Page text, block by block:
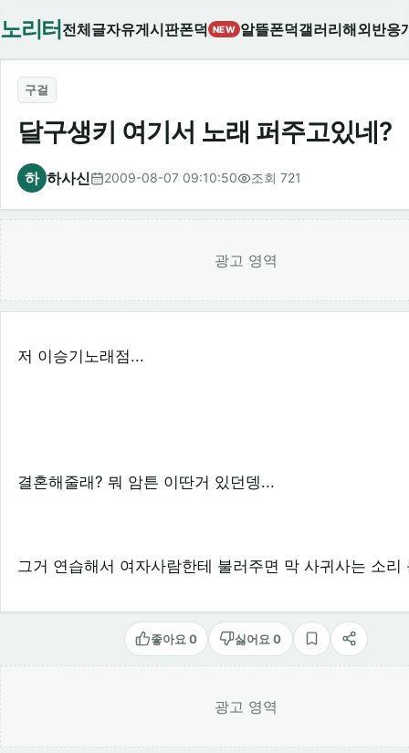
노리터 전체글자유게시판폰덕 NEW 알뜰폰덕갤러리해외반응
구걸
달구생키 여기서 노래 퍼주고있네?
하 하사신 2009-08-07 09:10:50 조회 721
광고 영역
저 이승기노래점...
결혼해줄래? 뭐 암튼 이딴거 있던뎅...
그거 연습해서 여자사람한테 불러주면 막 사귀사는 소리
좋아요 0 싫어요 0
스크랩공유
광고 영역